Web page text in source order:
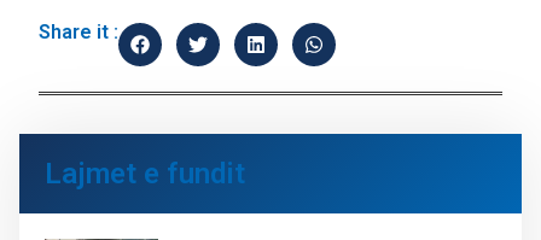
Share it :
Lajmet e fundit